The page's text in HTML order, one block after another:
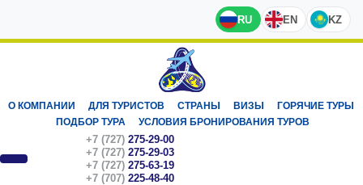
RU EN KZ
О КОМПАНИИ ДЛЯ ТУРИСТОВ СТРАНЫ ВИЗЫ
ГОРЯЧИЕ ТУРЫ
ПОДБОР ТУРА
УСЛОВИЯ БРОНИРОВАНИЯ ТУРОВ
+7 (727) 275-29-00
+7 (727) 275-29-03
+7 (727) 275-63-19
+7 (707) 225-48-40